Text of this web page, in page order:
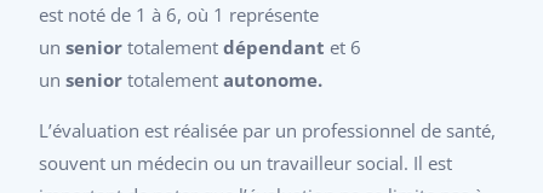
est noté de 1 à 6, où 1 représente
unsenior totalementdépendant et 6
unsenior totalementautonome.
L’évaluation est réalisée par un professionnel de santé,
souvent un médecin ou un travailleur social. Il est